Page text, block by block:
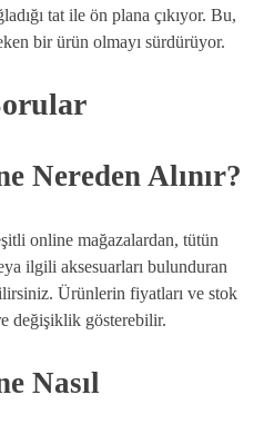
tat ile ön plana çıkıyor. Bu,
bir ürün olmayı sürdürüyor.
Nereden Alınır?
online mağazalardan, tütün
ilgili aksesuarları bulunduran
Ürünlerin fiyatları ve stok
değişiklik gösterebilir.
Nasıl